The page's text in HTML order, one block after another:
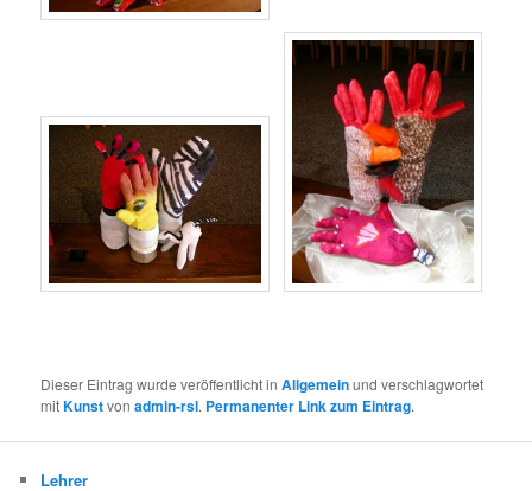
Dieser Eintrag wurde veröffentlicht inAllgemeinund verschlagwortet
mitKunstvonadmin-rsl. Permanenter Link zum Eintrag.
Lehrer